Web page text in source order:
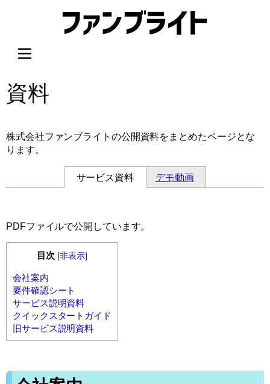
プ
資料
株式会社ファンブライトの公開資料をまとめたページとな
ります。
サービス資料 デモ動画
PDFファイルで公開しています。
目次 [非表示]
会社案内
要件確認シート
サービス説明資料
クイックスタートガイド
旧サービス説明資料